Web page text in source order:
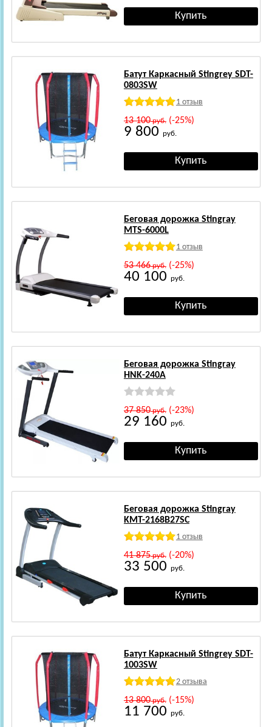
Батут Каркасный Stingrey SDT-
0803SW
1 отзыв
13 100руб.(-25%)
9 800 руб.
Беговая дорожка Stingray
MTS-6000L
1 отзыв
53 466руб.(-25%)
40 100 руб.
Беговая дорожка Stingray
HNK-240A
37 850руб.(-23%)
29 160 руб.
Беговая дорожка Stingray
KMT-2168B27SC
1 отзыв
41 875руб.(-20%)
33 500 руб.
Батут Каркасный Stingrey SDT-
1003SW
2 отзыва
13 800руб.(-15%)
11 700 руб.